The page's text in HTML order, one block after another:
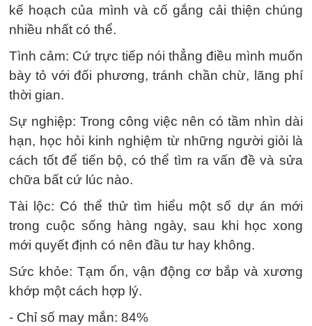
kế hoạch của mình và cố gắng cải thiện chúng
nhiều nhất có thể.
Tình cảm: Cứ trực tiếp nói thẳng điều mình muốn
bày tỏ với đối phương, tránh chần chừ, lãng phí
thời gian.
Sự nghiệp: Trong công việc nên có tầm nhìn dài
hạn, học hỏi kinh nghiệm từ những người giỏi là
cách tốt để tiến bộ, có thể tìm ra vấn đề và sửa
chữa bất cứ lúc nào.
Tài lộc: Có thể thử tìm hiểu một số dự án mới
trong cuộc sống hàng ngày, sau khi học xong
mới quyết định có nên đầu tư hay không.
Sức khỏe: Tạm ổn, vận động cơ bắp và xương
khớp một cách hợp lý.
- Chỉ số may mắn: 84%